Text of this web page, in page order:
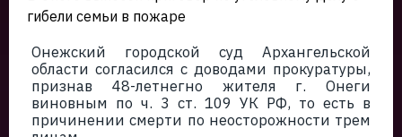
гибели семьи в пожаре
Онежский городской суд Архангельской
области согласился с доводами прокуратуры,
признав 48-летнегно жителя г. Онеги
виновным по ч. 3 ст. 109 УК РФ, то есть в
причинении смерти по неосторожности трем